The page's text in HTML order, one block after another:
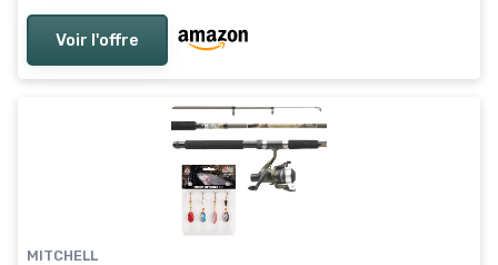
Voir l'offre
MITCHELL